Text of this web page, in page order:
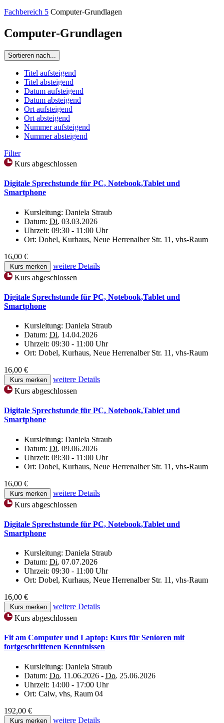
Fachbereich 5 Computer-Grundlagen
Computer-Grundlagen
Sortieren nach...
Titel aufsteigend
Titel absteigend
Datum aufsteigend
Datum absteigend
Ort aufsteigend
Ort absteigend
Nummer aufsteigend
Nummer absteigend
Filter
Kurs abgeschlossen
Digitale Sprechstunde für PC, Notebook,Tablet und
Smartphone
Kursleitung: Daniela Straub
Datum: Di. 03.03.2026
Uhrzeit: 09:30 - 11:00 Uhr
Ort: Dobel, Kurhaus, Neue Herrenalber Str. 11, vhs-Raum
16,00 €
Kurs merken
weitere Details
Kurs abgeschlossen
Digitale Sprechstunde für PC, Notebook,Tablet und
Smartphone
Kursleitung: Daniela Straub
Datum: Di. 14.04.2026
Uhrzeit: 09:30 - 11:00 Uhr
Ort: Dobel, Kurhaus, Neue Herrenalber Str. 11, vhs-Raum
16,00 €
Kurs merken
weitere Details
Kurs abgeschlossen
Digitale Sprechstunde für PC, Notebook,Tablet und
Smartphone
Kursleitung: Daniela Straub
Datum: Di. 09.06.2026
Uhrzeit: 09:30 - 11:00 Uhr
Ort: Dobel, Kurhaus, Neue Herrenalber Str. 11, vhs-Raum
16,00 €
Kurs merken
weitere Details
Kurs abgeschlossen
Digitale Sprechstunde für PC, Notebook,Tablet und
Smartphone
Kursleitung: Daniela Straub
Datum: Di. 07.07.2026
Uhrzeit: 09:30 - 11:00 Uhr
Ort: Dobel, Kurhaus, Neue Herrenalber Str. 11, vhs-Raum
16,00 €
Kurs merken
weitere Details
Kurs abgeschlossen
Fit am Computer und Laptop: Kurs für Senioren mit
fortgeschrittenen Kenntnissen
Kursleitung: Daniela Straub
Datum: Do. 11.06.2026 - Do. 25.06.2026
Uhrzeit: 14:00 - 17:00 Uhr
Ort: Calw, vhs, Raum 04
192,00 €
Kurs merken weitere Details